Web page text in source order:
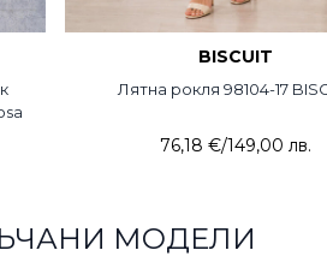
BISCUIT
Лятна рокля 98104-17
76,18 €/149,00 лв.
МОДЕЛИ